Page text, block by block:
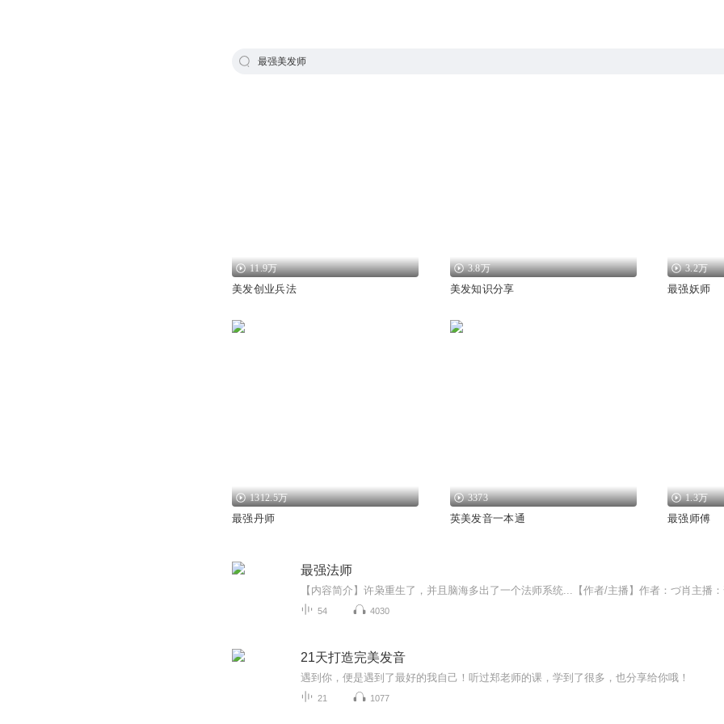
最强美发师
11.9万
美发创业兵法
3.8万
美发知识分享
3.2万
最强妖师
1312.5万
最强丹师
3373
英美发音一本通
1.3万
最强师傅
最强法师
54 4030
21天打造完美发音
遇到你，便是遇到了最好的我自己！听过郑老师的课，学到了很多，也分享给你哦！
21 1077